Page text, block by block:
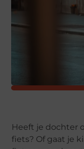
Heeft je dochter
fiets? Of gaat je